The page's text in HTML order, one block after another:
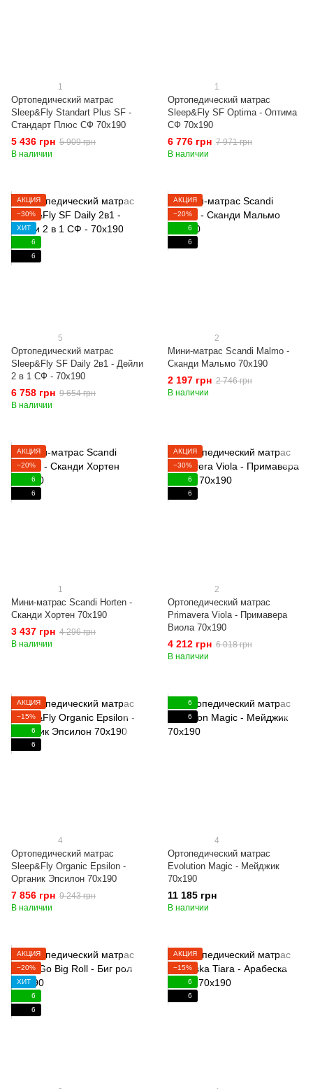
1
Ортопедический матрас
Sleep&Fly Standart Plus SF -
Стандарт Плюс СФ 70x190
5 436 грн 5 909 грн
В наличии
1
Ортопедический матрас
Sleep&Fly SF Optima - Оптима
СФ 70x190
6 776 грн 7 971 грн
В наличии
АКЦИЯ
−30%
ХИТ
6
6
5
Ортопедический матрас
Sleep&Fly SF Daily 2в1 - Дейли
2 в 1 СФ - 70x190
6 758 грн 9 654 грн
В наличии
АКЦИЯ
−20%
6
6
2
Мини-матрас Scandi Malmo -
Сканди Мальмо 70x190
2 197 грн 2 746 грн
В наличии
АКЦИЯ
−20%
6
6
1
Мини-матрас Scandi Horten -
Сканди Хортен 70x190
3 437 грн 4 296 грн
В наличии
АКЦИЯ
−30%
6
6
2
Ортопедический матрас
Primavera Viola - Примавера
Виола 70x190
4 212 грн 6 018 грн
В наличии
АКЦИЯ
−15%
6
6
4
Ортопедический матрас
Sleep&Fly Organic Epsilon -
Органик Эпсилон 70x190
7 856 грн 9 243 грн
В наличии
6
6
4
Ортопедический матрас
Evolution Magic - Мейджик
70x190
11 185 грн
В наличии
АКЦИЯ
−20%
ХИТ
6
6
АКЦИЯ
−15%
6
6